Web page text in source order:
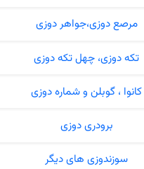
مرصع دوزی،جواهر دوزی
تکه دوزی، چهل تکه دوزی
کانوا ، گوبلن و شماره دوزی
برودری دوزی
سوزندوزی های دیگر